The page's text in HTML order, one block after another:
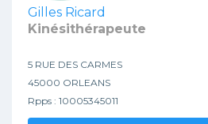
Gilles Ricard
Kinésithérapeute
5 RUE DES CARMES
45000 ORLEANS
Rpps : 10005345011